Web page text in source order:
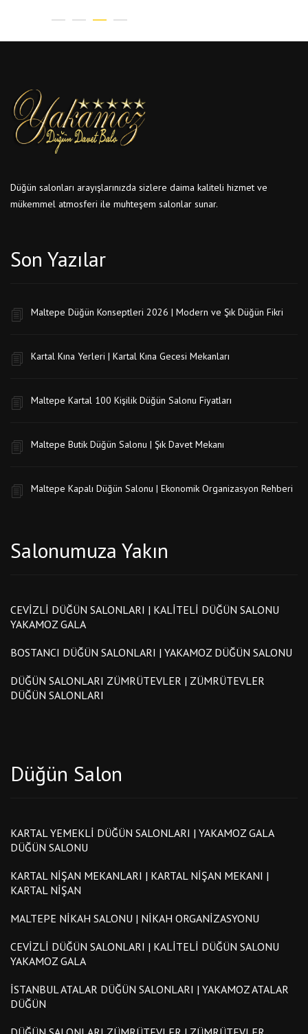
Düğün salonları arayışlarınızda sizlere daima kaliteli hizmet ve
mükemmel atmosferi ile muhteşem salonlar sunar.
Son Yazılar
Maltepe Düğün Konseptleri 2026 | Modern ve Şık Düğün Fikri
Kartal Kına Yerleri | Kartal Kına Gecesi Mekanları
Maltepe Kartal 100 Kişilik Düğün Salonu Fiyatları
Maltepe Butik Düğün Salonu | Şık Davet Mekanı
Maltepe Kapalı Düğün Salonu | Ekonomik Organizasyon Rehberi
Salonumuza Yakın
CEVIZLI DÜĞÜN SALONLARI | KALITELI DÜĞÜN SALONU
YAKAMOZ GALA
BOSTANCI DÜĞÜN SALONLARI | YAKAMOZ DÜĞÜN SALONU
DÜĞÜN SALONLARI ZÜMRÜTEVLER | ZÜMRÜTEVLER
DÜĞÜN SALONLARI
Düğün Salon
KARTAL YEMEKLI DÜĞÜN SALONLARI | YAKAMOZ GALA
DÜĞÜN SALONU
KARTAL NIŞAN MEKANLARI | KARTAL NIŞAN MEKANI |
KARTAL NIŞAN
MALTEPE NIKAH SALONU | NIKAH ORGANIZASYONU
CEVIZLI DÜĞÜN SALONLARI | KALITELI DÜĞÜN SALONU
YAKAMOZ GALA
İSTANBUL ATALAR DÜĞÜN SALONLARI | YAKAMOZ ATALAR
DÜĞÜN